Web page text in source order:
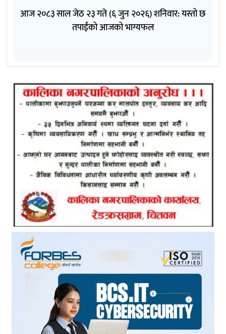
आज २०८३ साल जेठ २३ गते (६ जुन २०२६) शनिवार: यस्तो छ
तपाईंको आजको भाग्यफल